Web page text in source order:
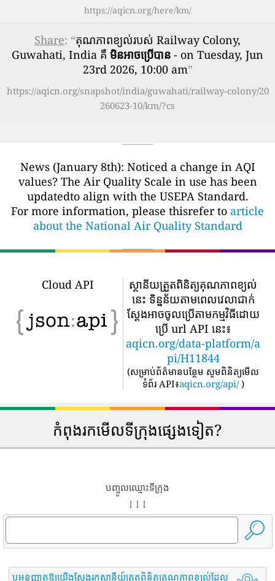
https://aqicn.org/here/km/
Share: “គុណភាពខ្យល់របស់ Railway Colony,
Guwahati, India គឺ មិនអាចប្រើបាន - on Tuesday, Jun
23rd 2026, 10:00 am”
https://aqicn.org/snapshot/india/guwahati/railway-colony/20
260623-10/km/?cs
News (January 8th): Noticed a change in AQI
values? The Air Quality Scale in use has been
updatedto align with the USEPA Standard.
For more information, please thisrefer to article
about the National Air Quality Standard
Cloud API
ស្ថានីយត្រួតពិនិត្យគុណភាពខ្យល់
នេះ ទិន្នន័យតាមពេលវេលាជាក់
ស្តែងអាចចូលប្រើតាមកម្មវិធីដោយ
ប្រើ url API នេះ៖
aqicn.org/data-platform/a
pi/H11844
(សម្រាប់ព័ត៌មានបន្ថែម សូមពិនិត្យមើល
ទំព័រ API៖aqicn.org/api/ )
កំពុងរកមើលទីក្រុងផ្សេងទៀត?
បញ្ចូលឈ្មោះទីក្រុង
↓ ↓ ↓
ឬអនុញ្ញាតឱ្យយើងស្វែងរកស្ថានីយ៍ត្រួតពិនិត្យគុណភាពខ្យល់ដែល